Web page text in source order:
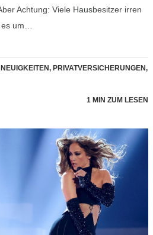
Achtung: Viele Hausbesitzer irren
um…
NEUIGKEITEN, PRIVATVERSICHERUNGEN,
1 MIN ZUM LESEN